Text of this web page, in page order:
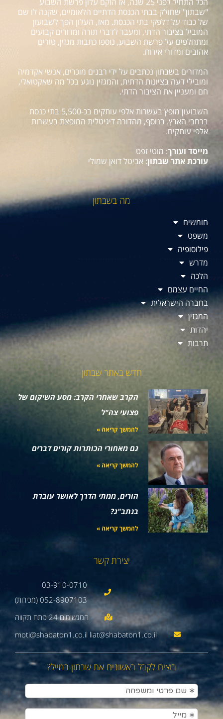
"שבתון" שחולק בבתי הכנסת הדתיים הלאומיים, שקנה לו שם
של כבוד על דלפקי בתי הכנסת. מאז, העלון הפך לשבועון
המוביל בציבור הדתי, ומעבר לדברי תורה ומדורים קבועים
ומתחלפים על פרשת השבוע, נוספו כתבות מגזין, טורים
אהובים ומדורי אירוח.
המדורים בשבתון נכתבים על ידי רבנים מוכרים, אנשי אקדמיה
ומובילי דעה בציונות הדתית, והמגזין נוגע בכל מה שאקטואלי,
חם ומעניין את הציבור הדתי.
השבועון מופץ בעשרות אלפי עותקים בכ-5,500 בתי כנסת
ברחבי הארץ. בנוסף, מהדורה דיגיטלית המופצת בעשרות
אלפי עותקים.
מייסד ועורך: מוטי זפט
עורכת אתר שבתון: אביטל דואן שמולי
מה בשבתון
חומשים
משפט
פילוסופיה
מדרש
הלכה
החיים עצמם
בחברה הישראלית
המגזין
יהדות
תרבות
חדש באתר שבתון
הקרב שאחרי הקרב: מסע השיקום של
פצועי צה"ל
להמשך קריאה »
גם מאחורי הכותרות קורים דברים
להמשך קריאה »
הורים, ממתי הדרך לאושר עוברת
בנתב"ג?
להמשך קריאה »
יצירת קשר
03-910-0710
052-8907103 (מכירות)
moti@shabaton1.co.il liat@shabaton1.co.il
רוצים לקבל ראשונים את שבתון במייל?